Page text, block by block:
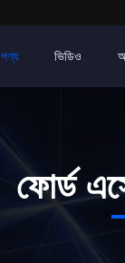
পণ্য ভিডিও
ফোর্ড